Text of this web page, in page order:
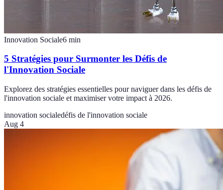
Innovation Sociale6 min
5 Stratégies pour Surmonter les Défis de
l'Innovation Sociale
Explorez des stratégies essentielles pour naviguer dans les défis de
l'innovation sociale et maximiser votre impact à 2026.
innovation socialedéfis de l'innovation sociale
Aug 4